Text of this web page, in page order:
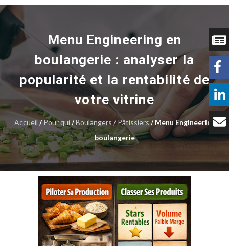
Nos conseillers
DionySols
Nos versions
Nos autres
Solutions
Témoignages
Tarifs
Contact
Menu Engineering en
boulangerie : analyser la
popularité et la rentabilité de
votre vitrine
Accueil/Pour qui/Boulangers / Pâtissiers/ Menu Engineering
boulangerie